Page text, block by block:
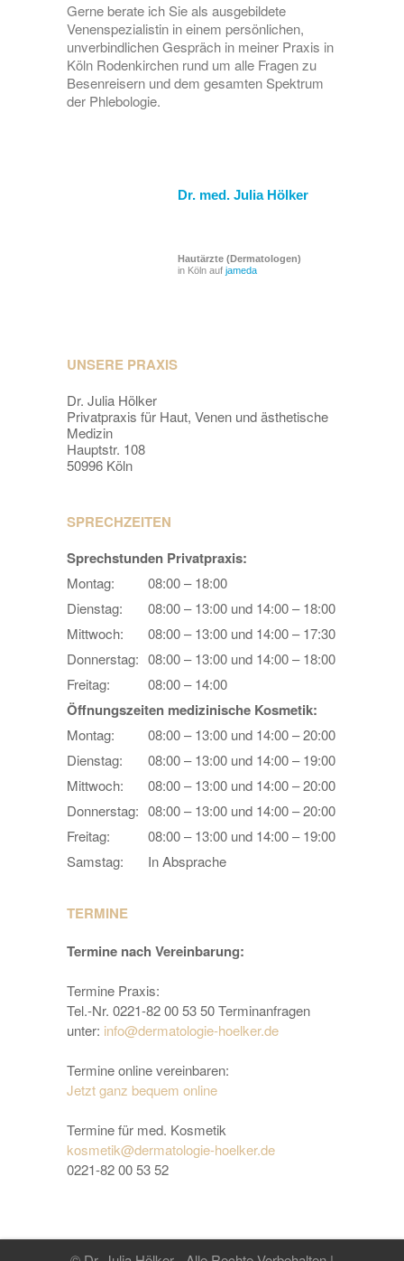
Gerne berate ich Sie als ausgebildete
Venenspezialistin in einem persönlichen,
unverbindlichen Gespräch in meiner Praxis in
Köln Rodenkirchen rund um alle Fragen zu
Besenreisern und dem gesamten Spektrum
der Phlebologie.
Dr. med. Julia Hölker
Hautärzte (Dermatologen)
in Köln auf jameda
UNSERE PRAXIS
Dr. Julia Hölker
Privatpraxis für Haut, Venen und ästhetische
Medizin
Hauptstr. 108
50996 Köln
SPRECHZEITEN
Sprechstunden Privatpraxis:
Montag:
08:00 – 18:00
Dienstag:
08:00 – 13:00 und 14:00 – 18:00
Mittwoch:
08:00 – 13:00 und 14:00 – 17:30
Donnerstag: 08:00 – 13:00 und 14:00 – 18:00
Freitag:
08:00 – 14:00
Öffnungszeiten medizinische Kosmetik:
Montag:
08:00 – 13:00 und 14:00 – 20:00
Dienstag:
08:00 – 13:00 und 14:00 – 19:00
Mittwoch:
08:00 – 13:00 und 14:00 – 20:00
Donnerstag: 08:00 – 13:00 und 14:00 – 20:00
Freitag:
08:00 – 13:00 und 14:00 – 19:00
Samstag:
In Absprache
TERMINE
Termine nach Vereinbarung:
Termine Praxis:
Tel.-Nr. 0221-82 00 53 50 Terminanfragen
unter: info@dermatologie-hoelker.de
Termine online vereinbaren:
Jetzt ganz bequem online
Termine für med. Kosmetik
kosmetik@dermatologie-hoelker.de
0221-82 00 53 52